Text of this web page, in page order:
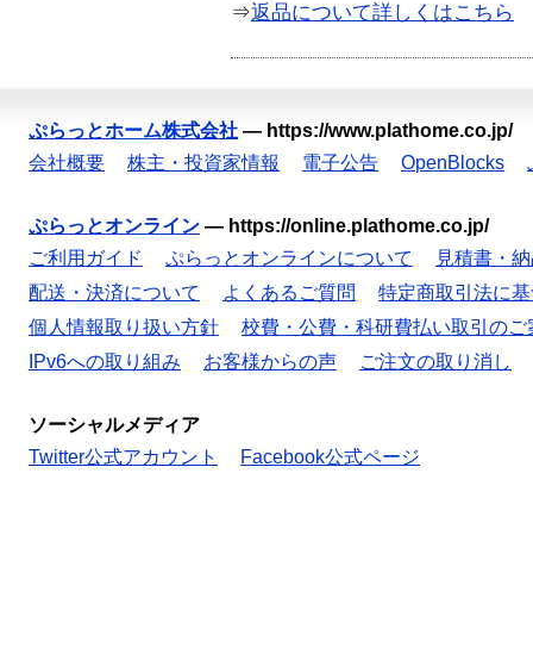
⇒返品について詳しくはこちら
ぷらっとホーム株式会社 — https://www.plathome.co.jp/
会社概要
株主・投資家情報 電子公告 OpenBlocks
ぷらっとオンライン — https://online.plathome.co.jp/
ご利用ガイド
ぷらっとオンラインについて
見積書・
配送・決済について
よくあるご質問
特定商取引法に
個人情報取り扱い方針
校費・公費・科研費払い取引のご
IPv6への取り組み
お客様からの声 ご注文の取り消し
ソーシャルメディア
Twitter公式アカウント
Facebook公式ページ